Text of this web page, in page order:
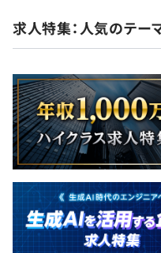
求人特集：人気のテー